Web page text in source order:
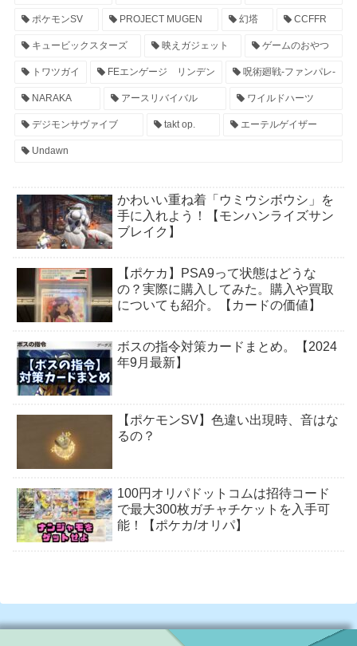
ポケモンSV PROJECT MUGEN 幻塔 CCFFR
キュービックスターズ 映えガジェット ゲームのおやつ
トワツガイ FEエンゲージ リンデン 呪術廻戦-ファンパレ-
NARAKA アースリバイバル ワイルドハーツ
デジモンサヴァイブ takt op. エーテルゲイザー
Undawn
かわいい重ね着「ウミウシボウシ」を
手に入れよう！【モンハンライズサン
ブレイク】
【ポケカ】PSA9って状態はどうな
の？実際に購入してみた。購入や買取
についても紹介。【カードの価値】
ボスの指令対策カードまとめ。【2024
年9月最新】
【ポケモンSV】色違い出現時、音はな
るの？
100円オリパドットコムは招待コード
で最大300枚ガチャチケットを入手可
能！【ポケカ/オリパ】